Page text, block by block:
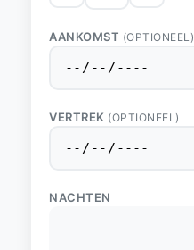
AANKOMST (OPTIONEEL)
VERTREK (OPTIONEEL)
NACHTEN